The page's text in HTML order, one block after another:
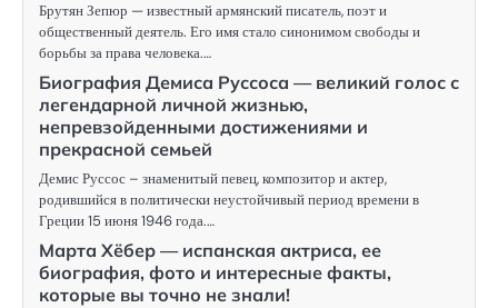
Брутян Зепюр — известный армянский писатель, поэт и
общественный деятель. Его имя стало синонимом свободы и
борьбы за права человека.…
Биография Демиса Руссоса — великий голос с
легендарной личной жизнью,
непревзойденными достижениями и
прекрасной семьей
Демис Руссос – знаменитый певец, композитор и актер,
родившийся в политически неустойчивый период времени в
Греции 15 июня 1946 года.…
Марта Хёбер — испанская актриса, ее
биография, фото и интересные факты,
которые вы точно не знали!